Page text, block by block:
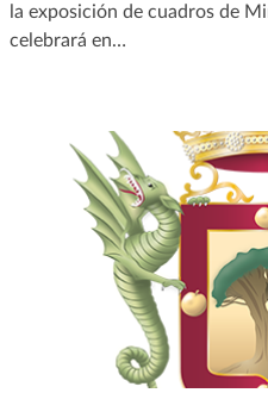
la exposición de cuadros de
celebrará en…